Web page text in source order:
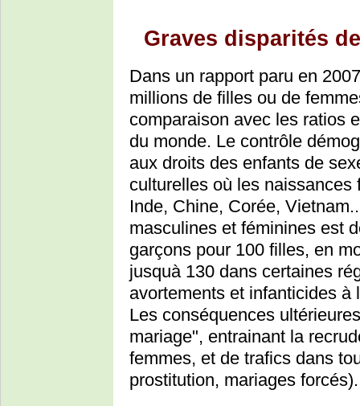
Graves disparités
Dans un rapport paru en
millions de filles ou de
comparaison avec les ratios
du monde. Le contrôle
aux droits des enfants de
culturelles où les
Inde, Chine, Corée,
masculines et féminines est
garçons pour 100 filles, en
jusquà 130 dans certaines
avortements et infanticides à
Les conséquences
mariage", entrainant la
femmes, et de trafics dans
prostitution, mariages forcés).